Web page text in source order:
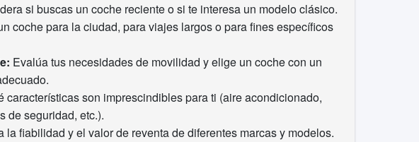
si buscas un coche reciente o si te interesa un modelo clásico.
coche para la ciudad, para viajes largos o para fines específicos
Evalúa tus necesidades de movilidad y elige un coche con un
características son imprescindibles para ti (aire acondicionado,
de seguridad, etc.).
la fiabilidad y el valor de reventa de diferentes marcas y modelos.